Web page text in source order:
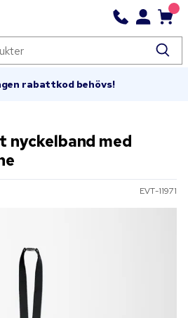
rabattkod behövs!
nyckelband med
EVT-11971